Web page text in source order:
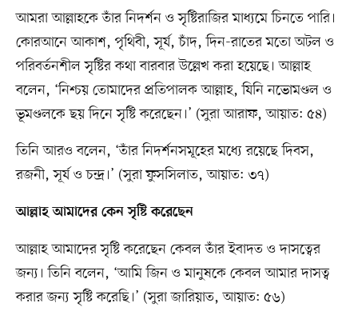
আমরা আল্লাহকে তাঁর নিদর্শন ও সৃষ্টিরাজির মাধ্যমে চিনতে পারি।
কোরআনে আকাশ, পৃথিবী, সূর্য, চাঁদ, দিন-রাতের মতো অটল ও
পরিবর্তনশীল সৃষ্টির কথা বারবার উল্লেখ করা হয়েছে। আল্লাহ
বলেন, ‘নিশ্চয় তোমাদের প্রতিপালক আল্লাহ, যিনি নভোমণ্ডল ও
ভূমণ্ডলকে ছয় দিনে সৃষ্টি করেছেন।’ (সুরা আরাফ, আয়াত: ৫৪)
তিনি আরও বলেন, ‘তাঁর নিদর্শনসমূহের মধ্যে রয়েছে দিবস,
রজনী, সূর্য ও চন্দ্র।’ (সুরা ফুসসিলাত, আয়াত: ৩৭)
আল্লাহ আমাদের কেন সৃষ্টি করেছেন
আল্লাহ আমাদের সৃষ্টি করেছেন কেবল তাঁর ইবাদত ও দাসত্বের
জন্য। তিনি বলেন, ‘আমি জিন ও মানুষকে কেবল আমার দাসত্ব
করার জন্য সৃষ্টি করেছি।’ (সুরা জারিয়াত, আয়াত: ৫৬)